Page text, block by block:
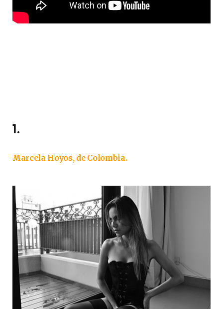
1.
Marcela Hoyos, de Colombia.